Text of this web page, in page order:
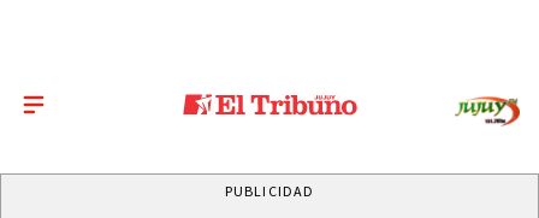
PUBLICIDAD